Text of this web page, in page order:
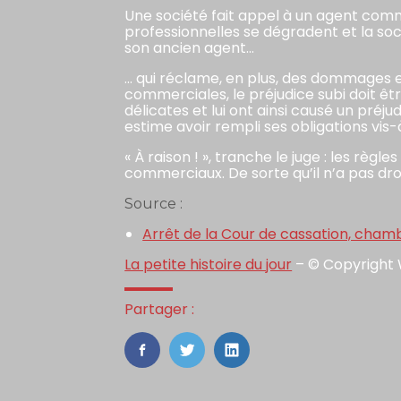
Une société fait appel à un agent
professionnelles se dégradent et la
son ancien agent…
… qui réclame, en plus, des
commerciales, le préjudice subi doit
délicates et lui ont ainsi causé un
estime avoir rempli ses obligations
« À raison ! », tranche le juge : les
commerciaux. De sorte qu’il n’a pas
Source :
Arrêt de la Cour de cassation,
La petite histoire du jour – © Copyright
Partager :
FaceBook
TwitterLinkedIn